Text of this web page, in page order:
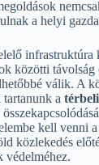
a helyi
infrastruktúra
közötti távolság
válik. A
a
kell venni a
közlekedés
védelméhez.